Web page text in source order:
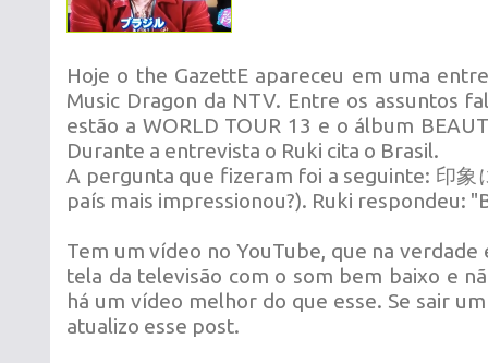
Hoje o the GazettE apareceu em uma
Music Dragon da NTV. Entre os assuntos
estão a WORLD TOUR 13 e o álbum
Durante a entrevista o Ruki cita o Brasil.
A pergunta que fizeram foi a seguinte: 印象
país mais impressionou?). Ruki respondeu:
Tem um vídeo no YouTube, que na
tela da televisão com o som bem baixo e
há um vídeo melhor do que esse. Se sair
atualizo esse post.